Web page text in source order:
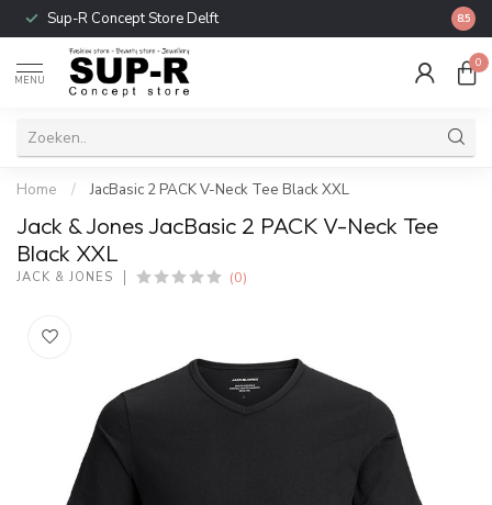
Sup-R Concept Store Delft 8.5
MENU
0
Home / JacBasic 2 PACK V-Neck Tee Black XXL
Jack & Jones JacBasic 2 PACK V-Neck Tee
Black XXL
JACK & JONES (0)